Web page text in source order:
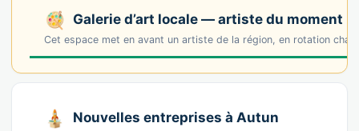
Galerie d’art locale — artiste du moment
Cet espace met en avant un artiste de la région, en rotation
Nouvelles entreprises à Autun